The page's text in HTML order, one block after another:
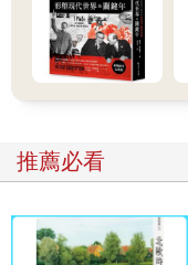
對於住在偏鄉地帶的
遠地區看守人力較為零
江相互毗鄰，冬季會結
人巡守。在北韓這邊，
飽受驚嚇。
如果想安全離開中國
氣，之後找個值得信
只是一樣危險。志工團
教組織贊助，會在中國
推薦必看